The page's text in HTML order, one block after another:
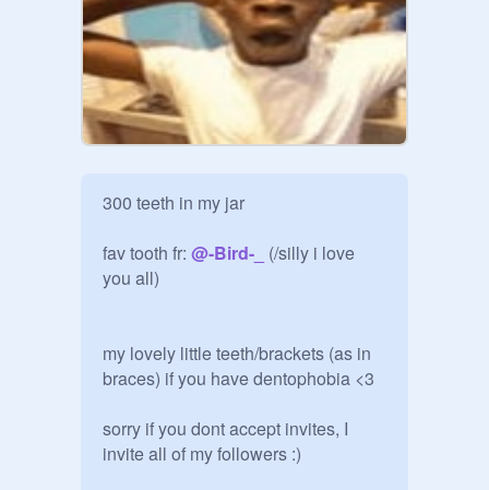
300 teeth in my jar
fav tooth fr: @-Bird-_
(/silly i love
you all)
my lovely little teeth/brackets (as in
braces) if you have dentophobia <3
sorry if you dont accept invites, I
invite all of my followers :)